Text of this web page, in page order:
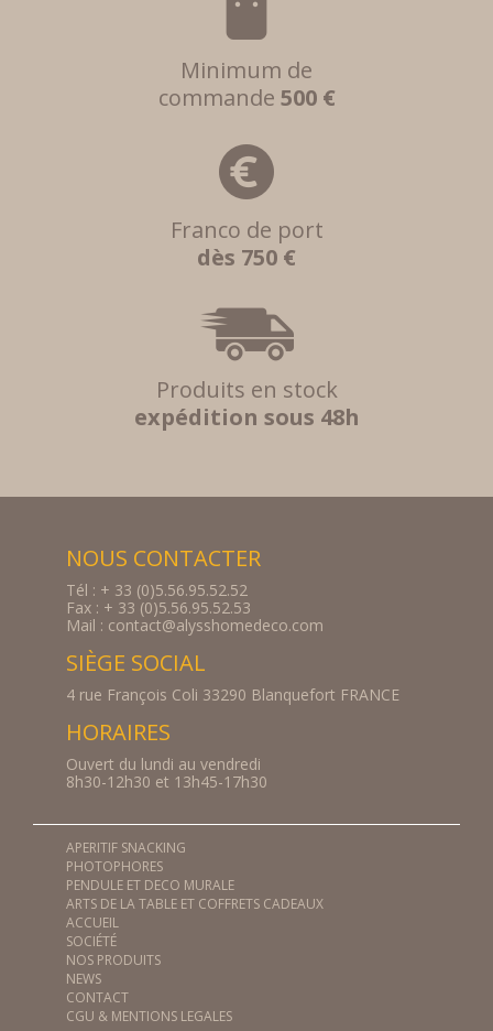
Minimum de
commande 500 €
Franco de port
dès 750 €
Produits en stock
expédition sous 48h
NOUS CONTACTER
Tél : + 33 (0)5.56.95.52.52
Fax : + 33 (0)5.56.95.52.53
Mail : contact@alysshomedeco.com
SIÈGE SOCIAL
4 rue François Coli 33290 Blanquefort FRANCE
HORAIRES
Ouvert du lundi au vendredi
8h30-12h30 et 13h45-17h30
APERITIF SNACKING
PHOTOPHORES
PENDULE ET DECO MURALE
ARTS DE LA TABLE ET COFFRETS CADEAUX
ACCUEIL
SOCIÉTÉ
NOS PRODUITS
NEWS
CONTACT
CGU & MENTIONS LEGALES